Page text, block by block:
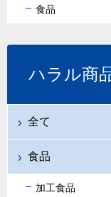
ハラル商
全て
食品
加工食品
食品